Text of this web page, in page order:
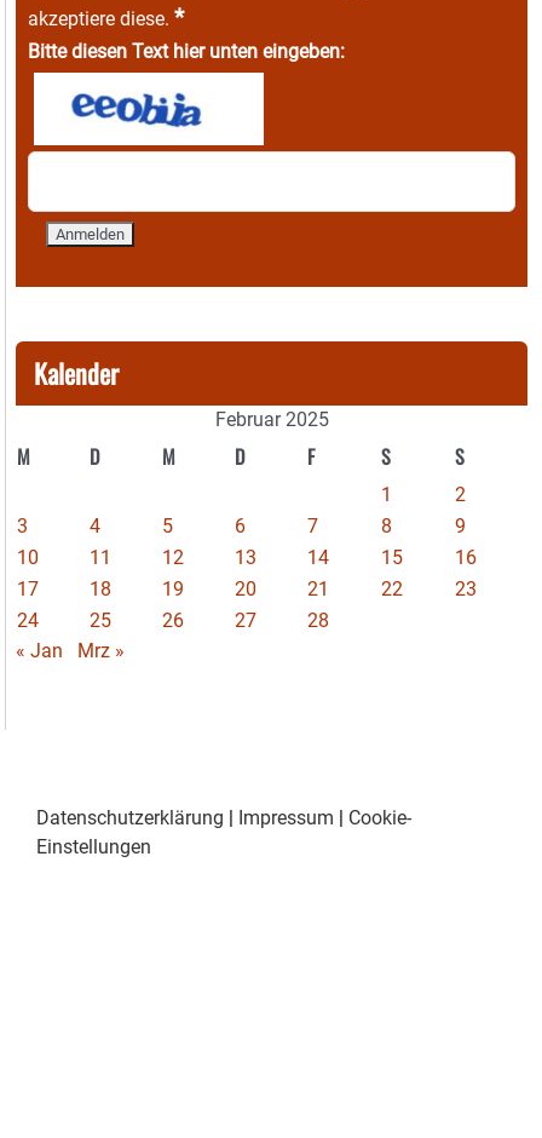
akzeptiere diese. *
Bitte diesen Text hier unten eingeben:
Kalender
Februar 2025
M D M D F S S
1
2
3
4 5 6 7 8
9
10
11 12 13 14 15
16
17
18 19 20 21 22
23
24
25 26 27
28
« Jan
Mrz »
Datenschutzerklärung | Impressum | Cookie-
Einstellungen